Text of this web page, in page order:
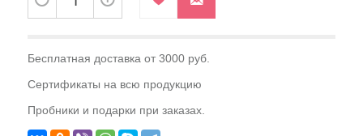
Бесплатная доставка от 3000 руб.
Сертификаты на всю продукцию
Пробники и подарки при заказах.